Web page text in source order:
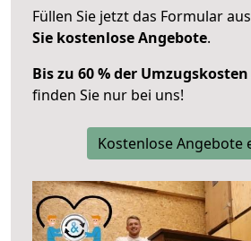
Füllen Sie jetzt das Formular
Sie kostenlose Angebote.
Bis zu 60 % der
finden Sie nur bei uns!
Kostenlose Angebote